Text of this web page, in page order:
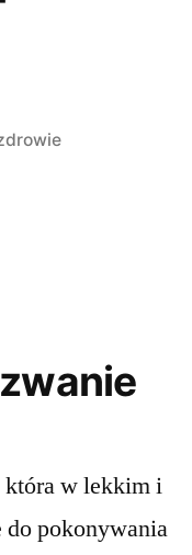
która w lekkim i
pokonywania